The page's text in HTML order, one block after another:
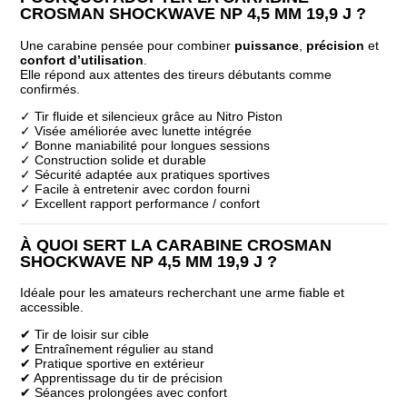
CROSMAN SHOCKWAVE NP 4,5 MM 19,9 J ?
Une carabine pensée pour combiner puissance précision et
confort d’utilisation
Elle répond aux attentes des tireurs débutants comme
confirmés.
✓ Tir fluide et silencieux grâce au Nitro Piston
✓ Visée améliorée avec lunette intégrée
✓ Bonne maniabilité pour longues sessions
✓ Construction solide et durable
✓ Sécurité adaptée aux pratiques sportives
✓ Facile à entretenir avec cordon fourni
✓ Excellent rapport performance / confort
À QUOI SERT LA CARABINE CROSMAN
SHOCKWAVE NP 4,5 MM 19,9 J ?
Idéale pour les amateurs recherchant une arme fiable et
accessible.
✔ Tir de loisir sur cible
✔ Entraînement régulier au stand
✔ Pratique sportive en extérieur
✔ Apprentissage du tir de précision
✔ Séances prolongées avec confort